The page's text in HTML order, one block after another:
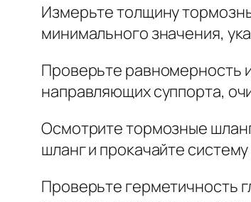
Измерьте толщину
минимального значения,
Проверьте равномерность
направляющих суппорта,
Осмотрите тормозные
шланг и прокачайте
Проверьте герметичность